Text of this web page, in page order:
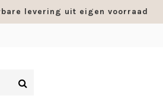
levering uit eigen voorraad